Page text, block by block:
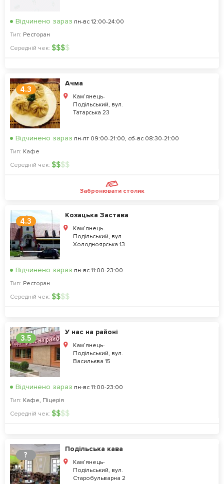
Відчинено зараз пн-вс 12:00-24:00
Тип: Ресторан
Середній чек: $$$$
4.3
Ачма
Кам’янець-
Подільський, вул.
Татарська 23
Відчинено зараз пн-пт 09:00-21:00, сб-вс 08:30-21:00
Тип: Кафе
Середній чек: $$$$
Забронювати столик
4.3
Козацька Застава
Кам’янець-
Подільський, вул.
Холодноярська 13
Відчинено зараз пн-вс 11:00-23:00
Тип: Ресторан
Середній чек: $$$$
3.5
У нас на районі
Кам’янець-
Подільський, вул.
Васильєва 15
Відчинено зараз пн-вс 11:00-23:00
Тип: Кафе, Піцерія
Середній чек: $$$$
?
Подільська кава
Кам’янець-
Подільський, вул.
Старобульварна 2